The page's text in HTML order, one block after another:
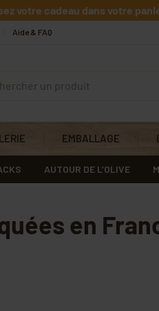
votre cadeau dans votre
Aide & FAQ
EMBALLAGE
AUTOUR DE L’OLIVE
en